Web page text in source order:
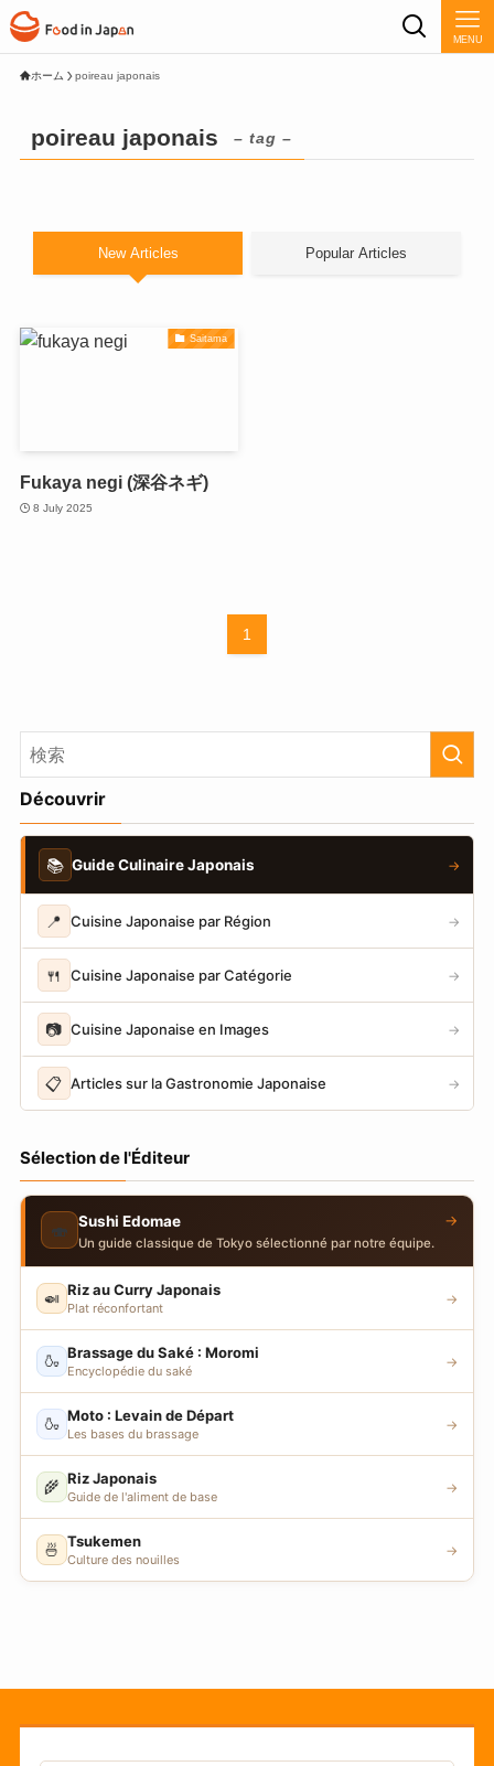
MENU
ホーム poireau japonais
poireau japonais – tag –
New Articles Popular Articles
Saitama
Fukaya negi (深谷ネギ)
8 July 2025
1
Découvrir
📚 Guide Culinaire Japonais →
📍 Cuisine Japonaise par Région →
🍴 Cuisine Japonaise par Catégorie →
📷 Cuisine Japonaise en Images →
📋 Articles sur la Gastronomie Japonaise →
Sélection de l'Éditeur
🍣 Sushi Edomae
Un guide classique de Tokyo sélectionné par notre équipe.
→
🍛 Riz au Curry Japonais
Plat réconfortant
→
🍶 Brassage du Saké : Moromi
Encyclopédie du saké
→
🍶 Moto : Levain de Départ
Les bases du brassage
→
🌾 Riz Japonais
Guide de l'aliment de base
→
🍜 Tsukemen
Culture des nouilles
→